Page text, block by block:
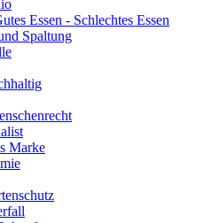
Essen - Schlechtes Essen
Spaltung
Marke